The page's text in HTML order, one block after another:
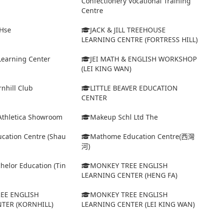
Centre
JACK & JILL TREEHOUSE
LEARNING CENTRE (FORTRESS HILL)
Center
JEI MATH & ENGLISH WORKSHOP
(LEI KING WAN)
Club
LITTLE BEAVER EDUCATION
CENTER
Showroom Makeup Schl Ltd The
Centre (Shau
Mathome Education Centre(西灣
河)
Education (Tin
MONKEY TREE ENGLISH
LEARNING CENTER (HENG FA)
ENGLISH
(KORNHILL)
MONKEY TREE ENGLISH
LEARNING CENTER (LEI KING WAN)